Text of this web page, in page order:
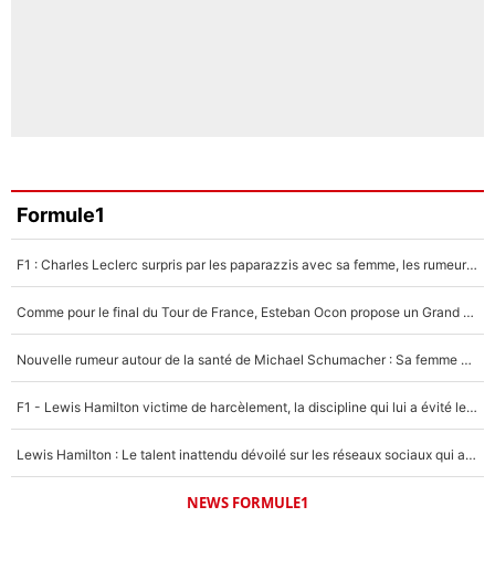
Formule1
F1 : Charles Leclerc surpris par les paparazzis avec sa femme, les rumeurs étaient vraies !
Comme pour le final du Tour de France, Esteban Ocon propose un Grand Prix de Formule 1 à Paris : «Autour de l’Arc de Triomphe, ce serait génial» !
Nouvelle rumeur autour de la santé de Michael Schumacher : Sa femme Corinna sort du silence
F1 - Lewis Hamilton victime de harcèlement, la discipline qui lui a évité le pire : «J'aurais probablement mal tourné»
Lewis Hamilton : Le talent inattendu dévoilé sur les réseaux sociaux qui a impressionné Kim Kardashian pendant leurs vacances en amoureux !
NEWS FORMULE1